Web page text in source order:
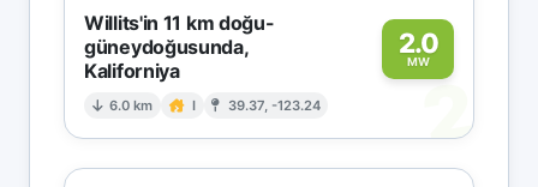
Willits'in 11 km doğu-
güneydoğusunda,
Kaliforniya
6.0 km I 39.37, -123.24
2.0
MW
2